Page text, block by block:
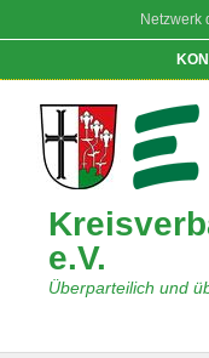
Netzwerk
e.V.
Überparteilich und